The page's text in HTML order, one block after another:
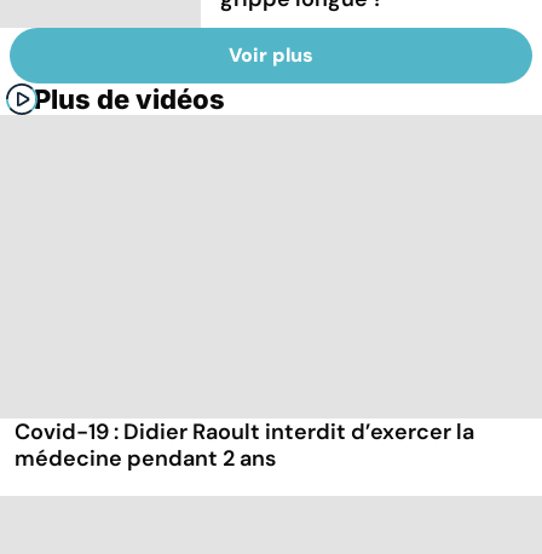
Voir plus
Plus de vidéos
Covid-19 : Didier Raoult interdit d’exercer la
médecine pendant 2 ans